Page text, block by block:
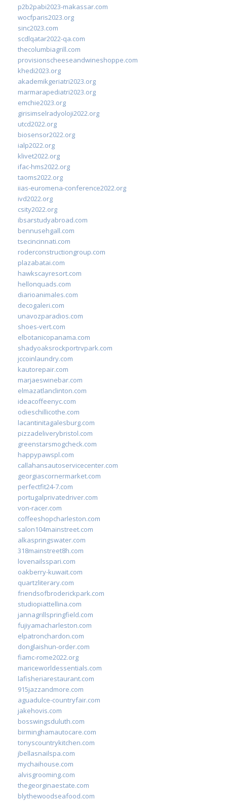
p2b2pabi2023-makassar.com
wocfparis2023.org
sinc2023.com
scdlqatar2022-qa.com
thecolumbiagrill.com
provisionscheeseandwineshoppe.com
khedi2023.org
akademikgeriatri2023.org
marmarapediatri2023.org
emchie2023.org
girisimselradyoloji2022.org
utcd2022.org
biosensor2022.org
ialp2022.org
klivet2022.org
ifac-hms2022.org
taoms2022.org
iias-euromena-conference2022.org
ivd2022.org
csity2022.org
ibsarstudyabroad.com
bennusehgall.com
tsecincinnati.com
roderconstructiongroup.com
plazabatai.com
hawkscayresort.com
hellonquads.com
diarioanimales.com
decogaleri.com
unavozparadios.com
shoes-vert.com
elbotanicopanama.com
shadyoaksrockportrvpark.com
jccoinlaundry.com
kautorepair.com
marjaeswinebar.com
elmazatlanclinton.com
ideacoffeenyc.com
odieschillicothe.com
lacantinitagalesburg.com
pizzadeliverybristol.com
greenstarsmogcheck.com
happypawspl.com
callahansautoservicecenter.com
georgiascornermarket.com
perfectfit24-7.com
portugalprivatedriver.com
von-racer.com
coffeeshopcharleston.com
salon104mainstreet.com
alkaspringswater.com
318mainstreet8h.com
lovenailsspari.com
oakberry-kuwait.com
quartzliterary.com
friendsofbroderickpark.com
studiopiattellina.com
jannagrillspringfield.com
fujiyamacharleston.com
elpatronchardon.com
donglaishun-order.com
fiamc-rome2022.org
mariceworldessentials.com
lafisheriarestaurant.com
915jazzandmore.com
aguadulce-countryfair.com
jakehovis.com
bosswingsduluth.com
birminghamautocare.com
tonyscountrykitchen.com
jbellasnailspa.com
mychaihouse.com
alvisgrooming.com
thegeorginaestate.com
blythewoodseafood.com